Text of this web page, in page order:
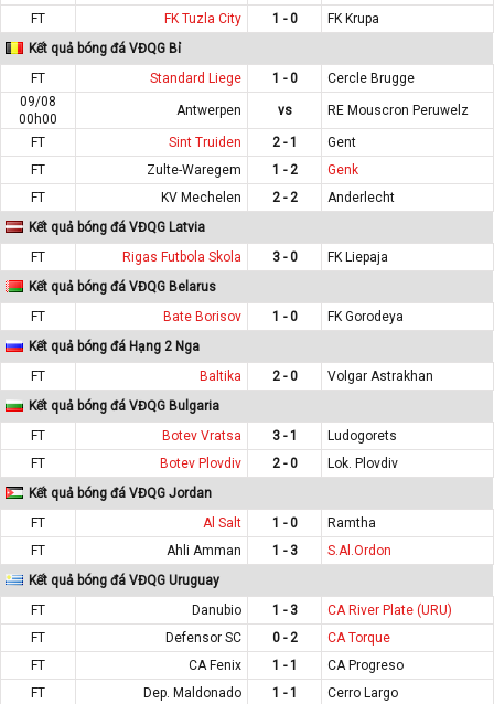
FT
FK Tuzla City 1 - 0
FK Krupa
Kết quả bóng đá VĐQG Bỉ
FT
Standard Liege 1 - 0
Cercle Brugge
09/08
00h00
Antwerpen vs RE Mouscron Peruwelz
FT Sint Truiden 2 - 1
Gent
FT
Zulte-Waregem 1 - 2
Genk
FT
KV Mechelen 2 - 2
Anderlecht
Kết quả bóng đá VĐQG Latvia
FT
Rigas Futbola Skola 3 - 0
FK Liepaja
Kết quả bóng đá VĐQG Belarus
FT
Bate Borisov 1 - 0
FK Gorodeya
Kết quả bóng đá Hạng 2 Nga
FT
Baltika 2 - 0
Volgar Astrakhan
Kết quả bóng đá VĐQG Bulgaria
FT
Botev Vratsa 3 - 1
Ludogorets
FT
Botev Plovdiv 2 - 0
Lok. Plovdiv
Kết quả bóng đá VĐQG Jordan
FT
Al Salt 1 - 0
Ramtha
FT
Ahli Amman 1 - 3
S.Al.Ordon
Kết quả bóng đá VĐQG Uruguay
FT
Danubio 1 - 3
CA River Plate (URU)
FT
Defensor SC 0 - 2
CA Torque
FT
CA Fenix 1 - 1
CA Progreso
FT
Dep. Maldonado 1 - 1
Cerro Largo